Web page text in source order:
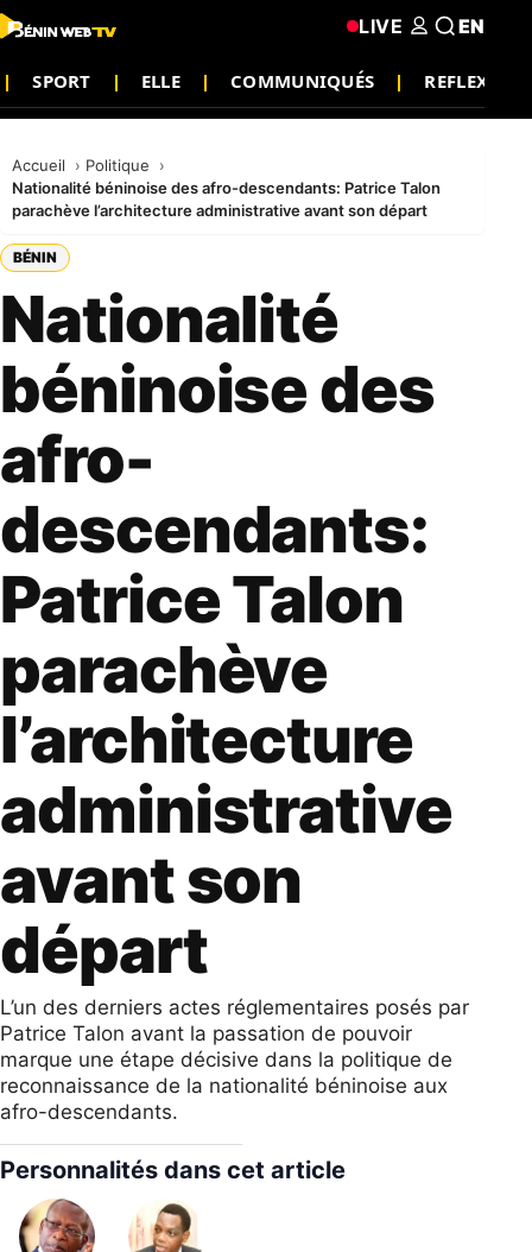
SPORT ELLE COMMUNIQUÉS
LIVE EN
Accueil
Politique
Nationalité béninoise des afro-descendants: Patrice Talon
parachève l’architecture administrative avant son départ
BÉNIN
Nationalité
béninoise des
afro-
descendants:
Patrice Talon
parachève
l’architecture
administrative
avant son
départ
L’un des derniers actes réglementaires posés par
Patrice Talon avant la passation de pouvoir
marque une étape décisive dans la politique de
reconnaissance de la nationalité béninoise aux
afro-descendants.
Personnalités dans cet article